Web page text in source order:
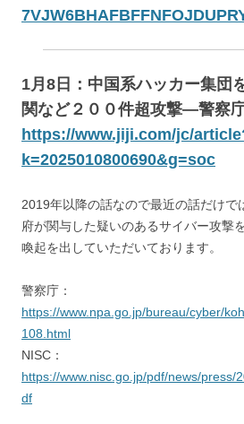
1月8日：中国系ハッカー集
関など２００件超攻撃―警察
https://www.jiji.com/jc/
k=2025010800690&g=soc
2019年以降の話なので最近の話だけで
府が関与した疑いのあるサイバー攻撃
喚起を出していただいております。
警察庁：
https://www.npa.go.jp/bureau/cyber/
108.html
NISC：
https://www.nisc.go.jp/pdf/news/press/
df